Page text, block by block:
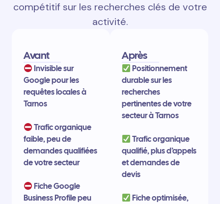
compétitif sur les recherches clés de votre
activité.
Avant
Invisible sur
Google pour les
requêtes locales à
Tarnos
Trafic organique
faible, peu de
demandes qualifiées
de votre secteur
Fiche Google
Business Profile peu
Après
Positionnement
durable sur les
recherches
pertinentes de votre
secteur à Tarnos
Trafic organique
qualifié, plus d’appels
et demandes de
devis
Fiche optimisée,